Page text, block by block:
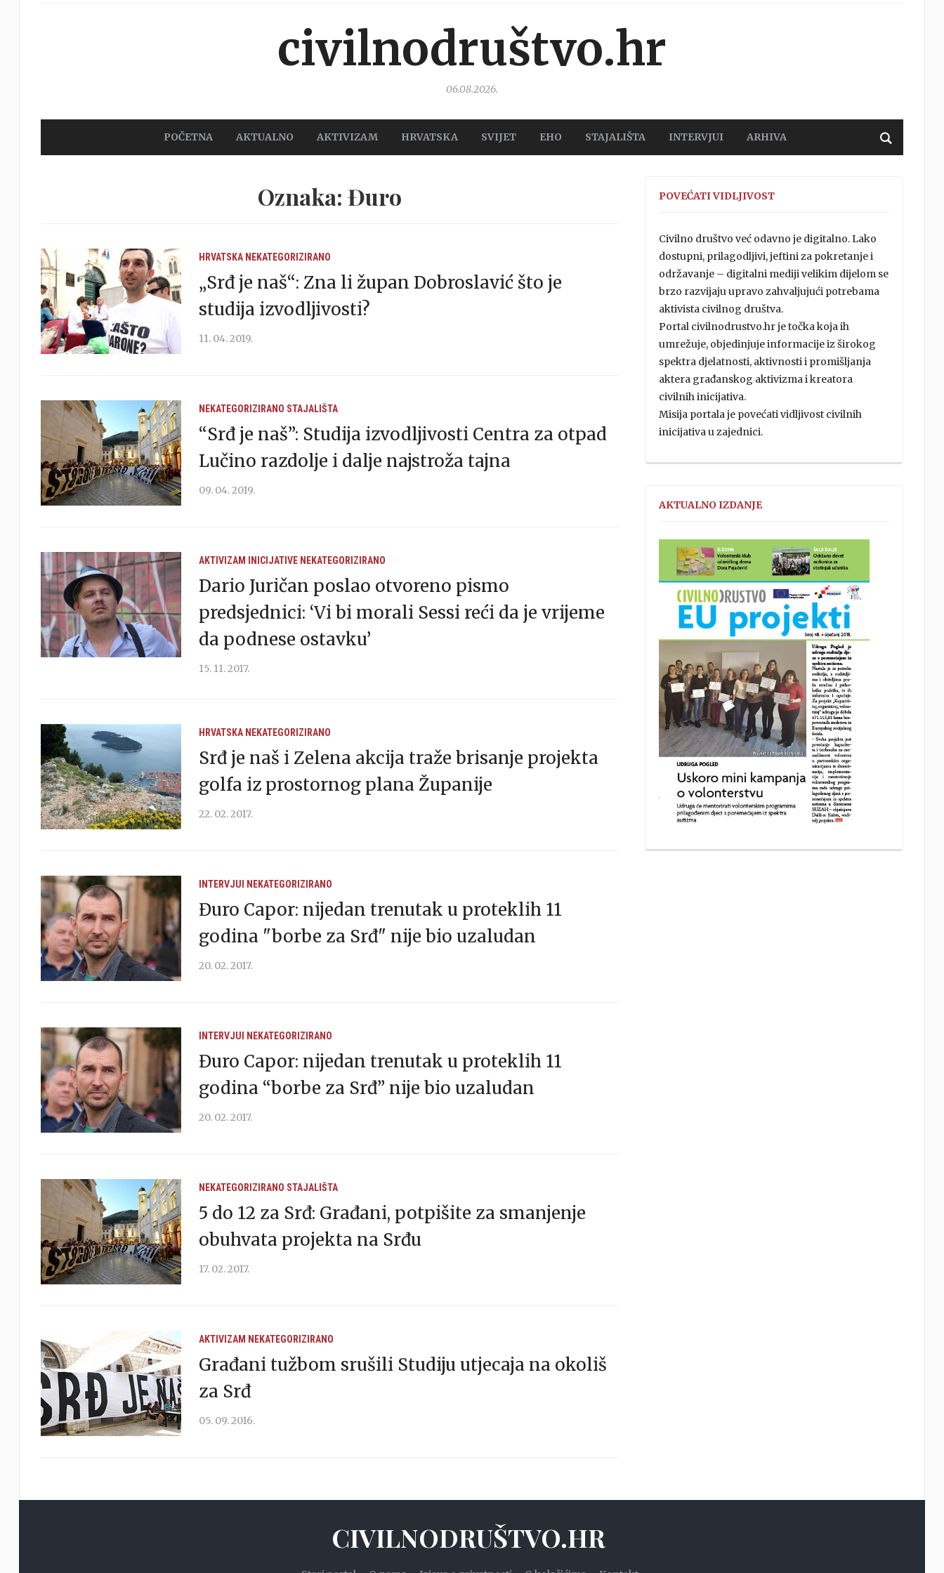
civilnodruštvo.hr
06.08.2026.
POČETNA AKTUALNO AKTIVIZAM HRVATSKA SVIJET EHO STAJALIŠTA INTERVJUI ARHIVA
Oznaka: Đuro
HRVATSKA NEKATEGORIZIRANO
„Srđ je naš“: Zna li župan Dobroslavić što je
studija izvodljivosti?
11. 04. 2019.
NEKATEGORIZIRANO STAJALIŠTA
“Srđ je naš”: Studija izvodljivosti Centra za otpad
Lučino razdolje i dalje najstroža tajna
09. 04. 2019.
AKTIVIZAM INICIJATIVE NEKATEGORIZIRANO
Dario Juričan poslao otvoreno pismo
predsjednici: ‘Vi bi morali Sessi reći da je vrijeme
da podnese ostavku’
15. 11. 2017.
HRVATSKA NEKATEGORIZIRANO
Srđ je naš i Zelena akcija traže brisanje projekta
golfa iz prostornog plana Županije
22. 02. 2017.
INTERVJUI NEKATEGORIZIRANO
Đuro Capor: nijedan trenutak u proteklih 11
godina "borbe za Srđ" nije bio uzaludan
20. 02. 2017.
INTERVJUI NEKATEGORIZIRANO
Đuro Capor: nijedan trenutak u proteklih 11
godina “borbe za Srđ” nije bio uzaludan
20. 02. 2017.
NEKATEGORIZIRANO STAJALIŠTA
5 do 12 za Srđ: Građani, potpišite za smanjenje
obuhvata projekta na Srđu
17. 02. 2017.
AKTIVIZAM NEKATEGORIZIRANO
Građani tužbom srušili Studiju utjecaja na okoliš
za Srđ
05. 09. 2016.
POVEĆATI VIDLJIVOST
Civilno društvo već odavno je digitalno. Lako
dostupni, prilagodljivi, jeftini za pokretanje i
održavanje – digitalni mediji velikim dijelom se
brzo razvijaju upravo zahvaljujući potrebama
aktivista civilnog društva.
Portal civilnodrustvo.hr je točka koja ih
umrežuje, objedinjuje informacije iz širokog
spektra djelatnosti, aktivnosti i promišljanja
aktera građanskog aktivizma i kreatora
civilnih inicijativa.
Misija portala je povećati vidljivost civilnih
inicijativa u zajednici.
AKTUALNO IZDANJE
CIVILNODRUŠTVO.HR